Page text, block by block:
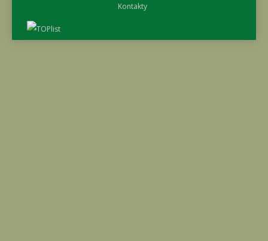
Kontakty